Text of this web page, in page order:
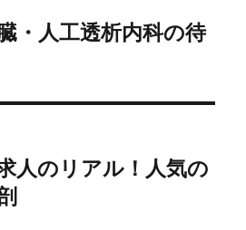
・人工透析内科の待
人のリアル！人気の